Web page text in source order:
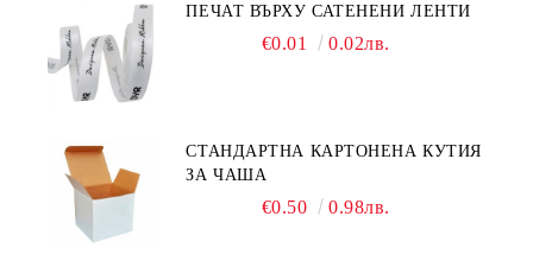
ПЕЧАТ ВЪРХУ САТЕНЕНИ ЛЕНТИ
€0.01 0.02лв.
СТАНДАРТНА КАРТОНЕНА КУТИЯ
ЗА ЧАША
€0.50 0.98лв.